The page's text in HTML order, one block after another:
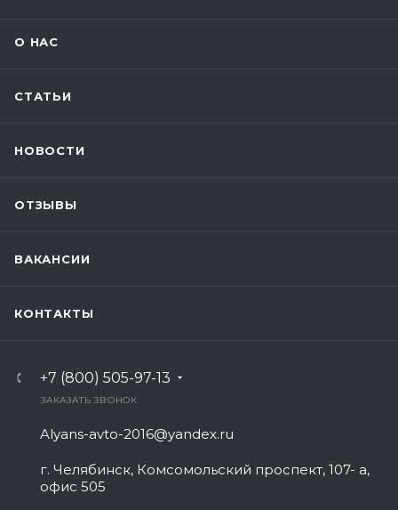
О НАС
СТАТЬИ
НОВОСТИ
ОТЗЫВЫ
ВАКАНСИИ
КОНТАКТЫ
+7 (800) 505-97-13
ЗАКАЗАТЬ ЗВОНОК
Alyans-avto-2016@yandex.ru
г. Челябинск, Комсомольский проспект, 107- а,
офис 505